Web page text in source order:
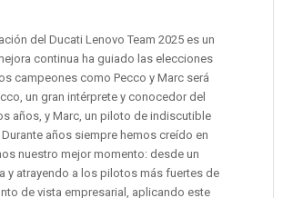
del Ducati Lenovo Team 2025 es un
continua ha guiado las elecciones
campeones como Pecco y Marc será
un gran intérprete y conocedor del
años, y Marc, un piloto de indiscutible
años siempre hemos creído en
nuestro mejor momento: desde un
y atrayendo a los pilotos más fuertes de
de vista empresarial, aplicando este